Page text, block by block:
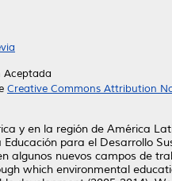
Aceptada
Creative Commons Attribution
y en la región de América
para el Desarrollo
algunos nuevos campos de
which environmental